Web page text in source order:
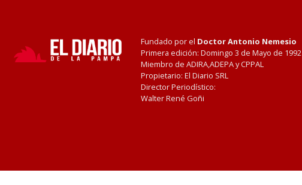
Fundado por el Doctor Antonio Nemesio
Primera edición: Domingo 3 de Mayo de 1992
Miembro de ADIRA,ADEPA y CPPAL
Propietario: El Diario SRL
Director Periodístico:
Walter René Goñi